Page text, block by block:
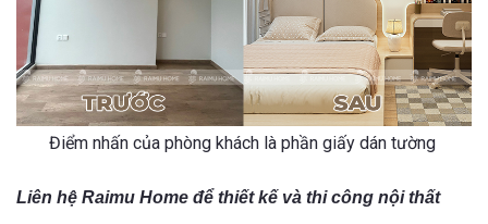
Điểm nhấn của phòng khách là phần giấy dán tường
Liên hệ Raimu Home để thiết kế và thi công nội thất